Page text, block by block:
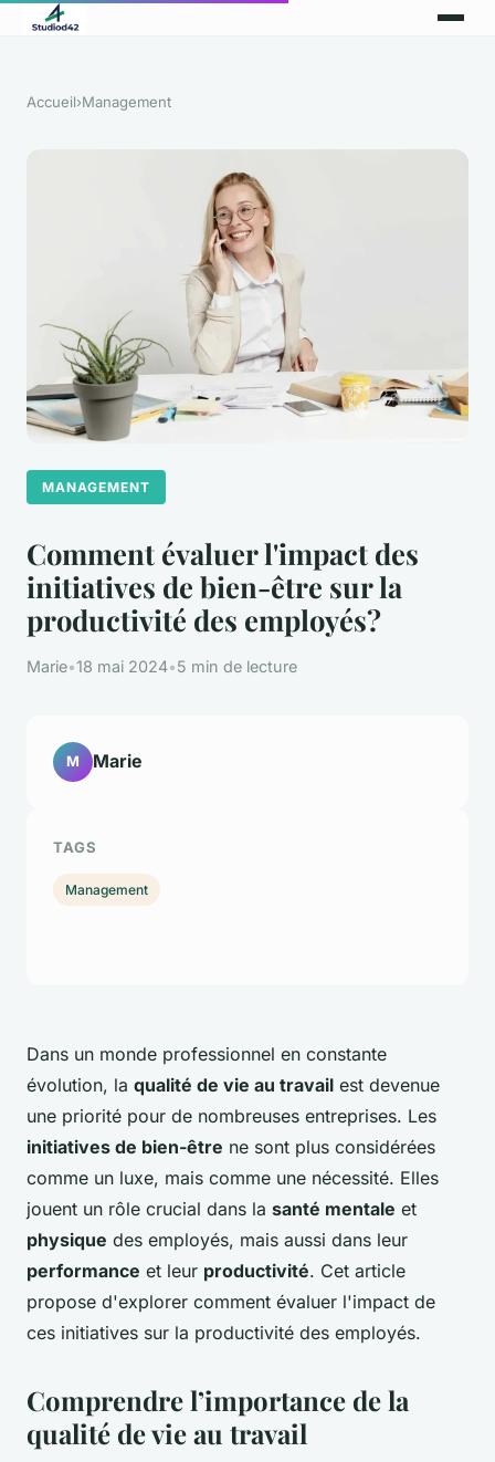
Accueil›Management
MANAGEMENT
Comment évaluer l'impact des
initiatives de bien-être sur la
productivité des employés?
Marie•18 mai 2024•5 min de lecture
Dans un monde professionnel en constante
évolution, la qualité de vie au travail est devenue
une priorité pour de nombreuses entreprises. Les
initiatives de bien-être ne sont plus considérées
comme un luxe, mais comme une nécessité. Elles
jouent un rôle crucial dans la santé mentale et
physique des employés, mais aussi dans leur
performance et leur productivité. Cet article
propose d'explorer comment évaluer l'impact de
ces initiatives sur la productivité des employés.
Comprendre l’importance de la
qualité de vie au travail
M Marie
TAGS
Management